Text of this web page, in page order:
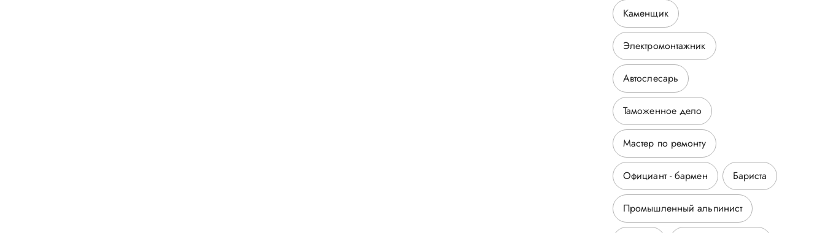
Каменщик
Электромонтажник
Автослесарь
Таможенное дело
Мастер по ремонту
Официант - бармен Бариста
Промышленный альпинист